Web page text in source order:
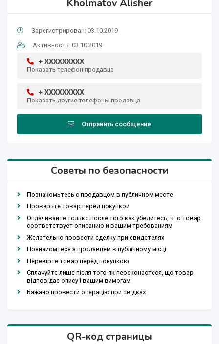
Kholmatov Alisher
Зарегистрирован: 03.10.2019
Активность: 03.10.2019
+ XXXXXXXXX
Показать телефон продавца
+ XXXXXXXXX
Показать другие телефоны продавца
Отправить сообщение
Советы по безопасности
Познакомьтесь с продавцом в публичном месте
Проверьте товар перед покупкой
Оплачивайте только после того как убедитесь, что товар
соответствует описанию и вашим требованиям
Желательно провести сделку при свидетелях
Познайомтеся з продавцем в публічному місці
Перевірте товар перед покупкою
Сплачуйте лише після того як переконаєтеся, що товар
відповідає опису і вашим вимогам
Бажано провести операцію при свідках
QR-код страницы